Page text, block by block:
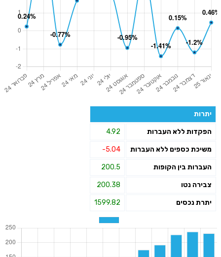
יתרות
הפקדות ללא העברות 4.92
משיכת כספים ללא העברות -5.04
העברות בין הקופות 200.5
צבירה נטו 200.38
יתרת נכסים 1599.82